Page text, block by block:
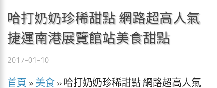
哈打奶奶珍稀甜點 網路超高人氣
捷運南港展覽館站美食甜點
2017-01-10
首頁 » 美食 » 哈打奶奶珍稀甜點 網路超高人氣